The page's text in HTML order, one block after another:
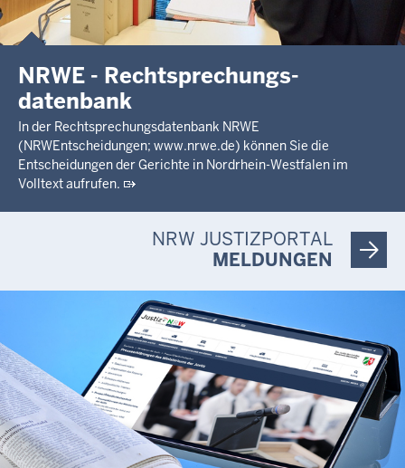
NRWE - Rechtsprechungs­
datenbank
In der Rechtsprechungsdatenbank NRWE
(NRWEntscheidungen; www.nrwe.de) können Sie die
Entscheidungen der Gerichte in Nordrhein-Westfalen im
Volltext aufrufen.
NRW JUSTIZPORTAL
MELDUNGEN